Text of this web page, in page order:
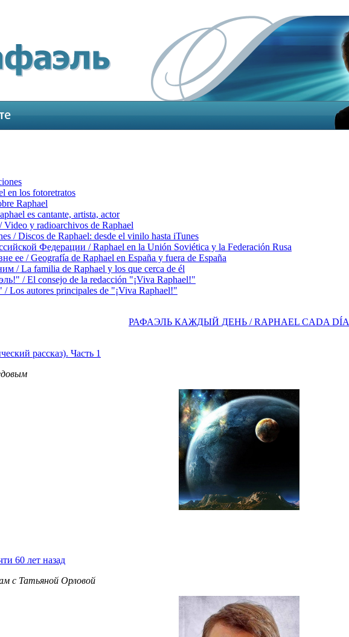
en los fotoretratos
Raphael
es cantante, artista, actor
y radioarchivos de Raphael
/ Discos de Raphael: desde el vinilo hasta iTunes
Федерации / Raphael en la Unión Soviética y la Federación Rusa
ее / Geografía de Raphael en España y fuera de España
/ La familia de Raphael y los que cerca de él
/ El consejo de la redacción "¡Viva Raphael!"
autores principales de "¡Viva Raphael!"
РАФАЭЛЬ КАЖДЫЙ ДЕНЬ / RAPHAEL CADA DÍA
рассказ). Часть 1
60 лет назад
с Татьяной Орловой